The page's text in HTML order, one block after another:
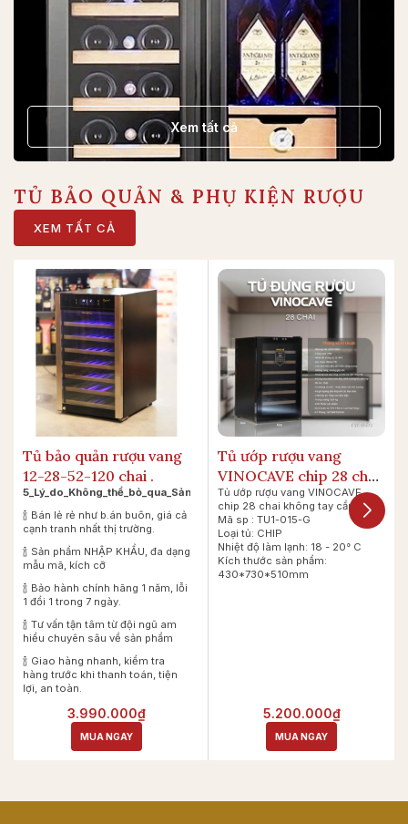
Xem tất cả
TỦ BẢO QUẢN & PHỤ KIỆN RƯỢU
XEM TẤT CẢ
Tủ bảo quản rượu vang
12-28-52-120 chai .
5_Lý_do_Không_thể_bỏ_qua_Sản_phẩm_của_chúng_tôi
🍾 Bán lẻ rẻ như b.án buôn, giá cả
cạnh tranh nhất thị trường.
🍾 Sản phẩm NHẬP KHẨU, đa dạng
mẫu mã, kích cỡ
🍾 Bảo hành chính hãng 1 năm, lỗi
1 đổi 1 trong 7 ngày.
🍾 Tư vấn tận tâm từ đội ngũ am
hiểu chuyên sâu về sản phẩm
🍾 Giao hàng nhanh, kiểm tra
hàng trước khi thanh toán, tiện
lợi, an toàn.
3.990.000₫
MUA NGAY
Tủ ướp rượu vang
VINOCAVE chip 28 chai
không tay
Tủ ướp rượu vang VINOCAVE
chip 28 chai không tay cầm
Mã sp : TU1-015-G
Loại tủ: CHIP
Nhiệt độ làm lạnh: 18 - 20° C
Kích thước sản phẩm:
430*730*510mm
5.200.000₫
MUA NGAY